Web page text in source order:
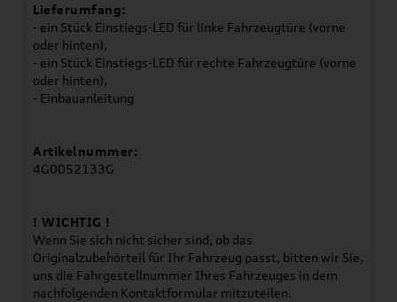
Lieferumfang:
- ein Stück Einstiegs-LED für linke Fahrzeugtüre (vorne
oder hinten),
- ein Stück Einstiegs-LED für rechte Fahrzeugtüre (vorne
oder hinten),
- Einbauanleitung
Artikelnummer:
4G0052133G
! WICHTIG !
Wenn Sie sich nicht sicher sind, ob das
Originalzubehörteil für Ihr Fahrzeug passt, bitten wir Sie,
uns die Fahrgestellnummer Ihres Fahrzeuges in dem
nachfolgenden Kontaktformular mitzuteilen.